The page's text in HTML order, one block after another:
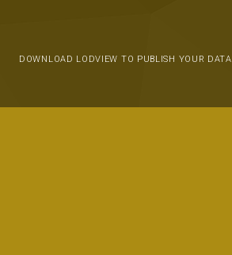
DOWNLOAD LODVIEW TO PUBLISH YOUR DATA